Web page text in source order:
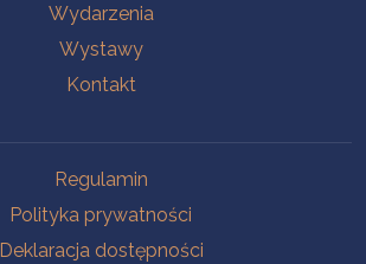
Wydarzenia
Wystawy
Kontakt
Regulamin
Polityka prywatności
Deklaracja dostępności